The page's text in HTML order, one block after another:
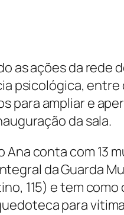
as ações da rede
psicológica,
para ampliar e
da sala.
Ana conta com 13
da Guarda
115) e tem
para